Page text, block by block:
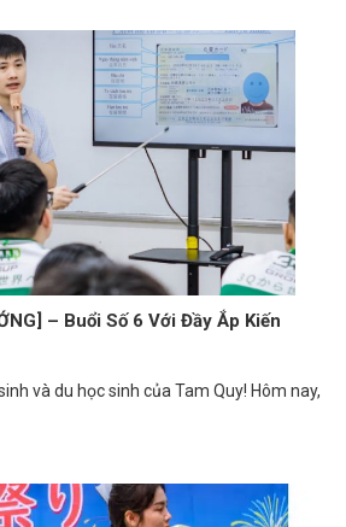
– Buổi Số 6 Với Đầy Ắp Kiến
và du học sinh của Tam Quy! Hôm nay,